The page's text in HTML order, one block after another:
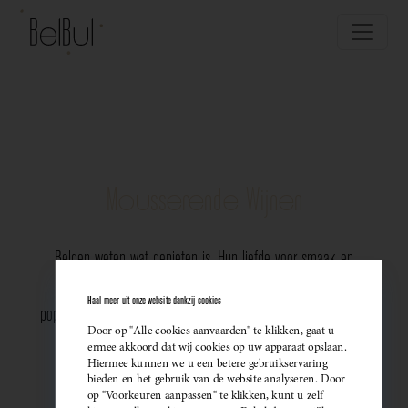
Belgen weten wat genieten is. Hun liefde voor smaak en
populariteit van Belgische mousserende wijnen. Meer dan ooit
kiezen ze bewust voor lokale bubbels — ideaal als
sprankelend aperitief of als verfijnde match bij een
gastronomisch diner. Santé!
Haal meer uit onze website dankzij cookies
Door op "Alle cookies aanvaarden" te klikken, gaat u
ermee akkoord dat wij cookies op uw apparaat opslaan.
Hiermee kunnen we u een betere gebruikservaring
bieden en het gebruik van de website analyseren. Door
op "Voorkeuren aanpassen" te klikken, kunt u zelf